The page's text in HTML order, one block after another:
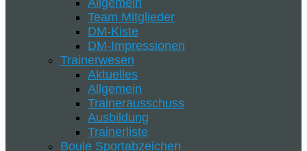
Allgemein
Team Mitglieder
DM-Kiste
DM-Impressionen
Trainerwesen
Aktuelles
Allgemein
Trainerausschuss
Ausbildung
Trainerliste
Boule Sportabzeichen